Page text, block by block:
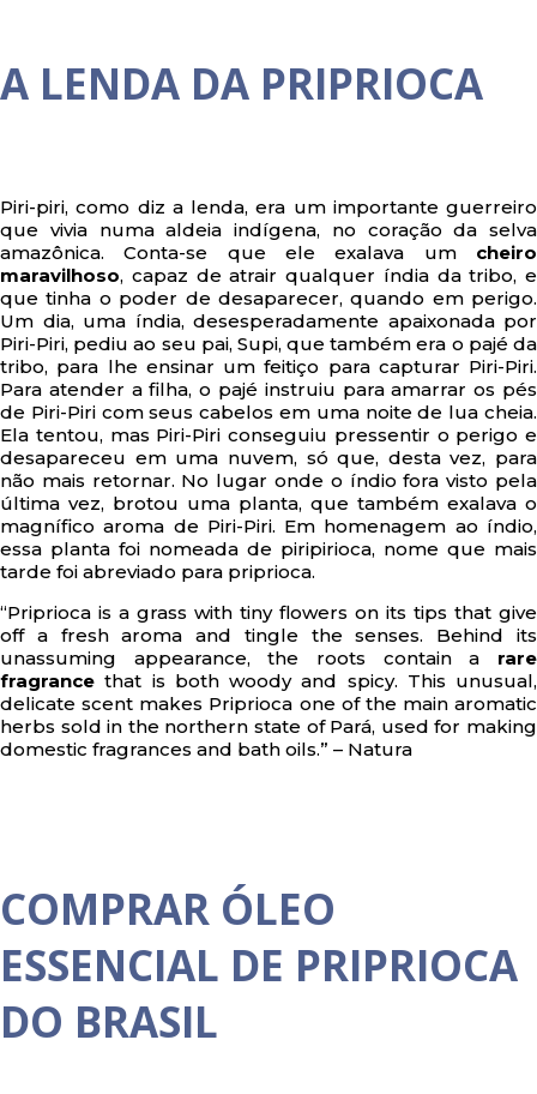
A LENDA DA PRIPRIOCA
Piri-piri, como diz a lenda, era um importante guerreiro
que vivia numa aldeia indígena, no coração da selva
amazônica. Conta-se que ele exalava um cheiro
maravilhoso, capaz de atrair qualquer índia da tribo, e
que tinha o poder de desaparecer, quando em perigo.
Um dia, uma índia, desesperadamente apaixonada por
Piri-Piri, pediu ao seu pai, Supi, que também era o pajé da
tribo, para lhe ensinar um feitiço para capturar Piri-Piri.
Para atender a filha, o pajé instruiu para amarrar os pés
de Piri-Piri com seus cabelos em uma noite de lua cheia.
Ela tentou, mas Piri-Piri conseguiu pressentir o perigo e
desapareceu em uma nuvem, só que, desta vez, para
não mais retornar. No lugar onde o índio fora visto pela
última vez, brotou uma planta, que também exalava o
magnífico aroma de Piri-Piri. Em homenagem ao índio,
essa planta foi nomeada de piripirioca, nome que mais
tarde foi abreviado para priprioca.
“Priprioca is a grass with tiny flowers on its tips that give
off a fresh aroma and tingle the senses. Behind its
unassuming appearance, the roots contain a rare
fragrance that is both woody and spicy. This unusual,
delicate scent makes Priprioca one of the main aromatic
herbs sold in the northern state of Pará, used for making
domestic fragrances and bath oils.” – Natura
COMPRAR ÓLEO
ESSENCIAL DE PRIPRIOCA
DO BRASIL